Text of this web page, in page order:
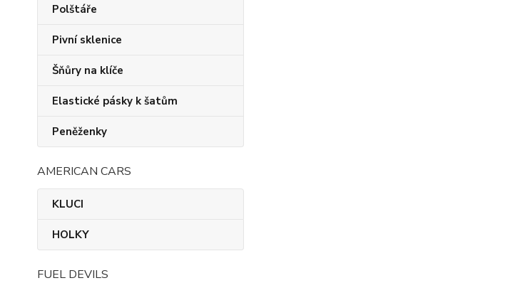
Polštáře
Pivní sklenice
Šňůry na klíče
Elastické pásky k šatům
Peněženky
AMERICAN CARS
KLUCI
HOLKY
FUEL DEVILS